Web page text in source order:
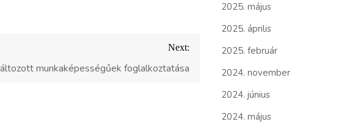
Next:
munkaképességűek foglalkoztatása
2025. május
2025. április
2025. február
2024. november
2024. június
2024. május